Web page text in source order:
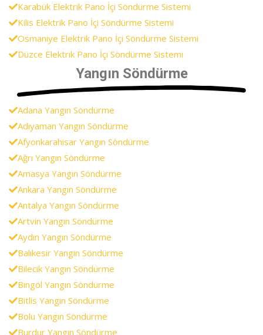
Karabük Elektrik Pano İçi Söndürme Sistemi
Kilis Elektrik Pano İçi Söndürme Sistemi
Osmaniye Elektrik Pano İçi Söndürme Sistemi
Düzce Elektrik Pano İçi Söndürme Sistemi
Yangın Söndürme
Adana Yangın Söndürme
Adıyaman Yangın Söndürme
Afyonkarahisar Yangın Söndürme
Ağrı Yangın Söndürme
Amasya Yangın Söndürme
Ankara Yangın Söndürme
Antalya Yangın Söndürme
Artvin Yangın Söndürme
Aydın Yangın Söndürme
Balıkesir Yangın Söndürme
Bilecik Yangın Söndürme
Bingöl Yangın Söndürme
Bitlis Yangın Söndürme
Bolu Yangın Söndürme
Burdur Yangın Söndürme